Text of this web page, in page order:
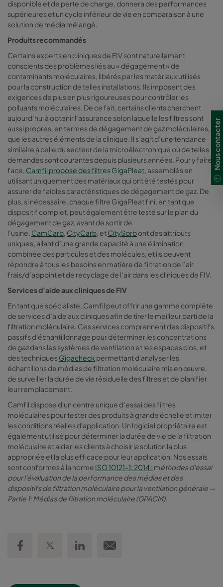
disponible et de perte de charge, donnera des performances
supérieures et un cycle inférieur de vie en comparaison à une
solution de média mélangé.
Produits recommandés
Certains experts en cliniques de FIV sont naturellement
conscients des problèmes liés au « dégagement » de
contaminants moléculaires, libérés par les matériaux utilisés
pour la construction de telles installations. Ils imposent des
exigences de plus en plus rigoureuses pour contrôler les
polluants moléculaires. De ce fait, certains clients cherchent
aujourd’hui à obtenir l’assurance selon laquelle les filtres sont
aussi propres, en termes de dégagement de gaz moléculaires,
que les autres éléments de la clinique. Il s’agit d’une tendance
similaire à celle du secteur de la microélectronique où de telles
demandes sont courantes depuis plusieurs années. Pour y faire
face, Camfil propose des filtres GigaPleat , assemblés en
utilisant uniquement des matériaux qui ont été testés pour
assurer de faibles caractéristiques de dégagement de gaz. De
plus, si nécessaire, chaque filtre GigaPleat fini, en tant que
dispositif complet, peut également être testé sur le plan du
dégagement de gaz, avant de sortir de
l’usine. CamCarb CityCarb , etCitySorbont des attributs
uniques, allant d’une grande capacité à une élimination
combinée des particules et des molécules, et ils peuvent
répondre à tous les besoins en matière de filtration de l’air
frais/d’appoint et de recyclage de l’air dans les cliniques de FIV.
Services d’aide aux cliniques de FIV
En tant que spécialiste, Camfil peut offrir une gamme complète
de services d’aide aux cliniques afin de tirer le meilleur parti de la
filtration moléculaire. Ces services comprennent des dispositifs
passifs d'échantillonnage pour déterminer les concentrations
de gaz dans les systèmes de ventilation et les espaces clos, et
des techniques Gigacheck permettant d'analyser les
échantillons de médias de filtration moléculaire mis en œuvre,
de surveiller la durée de vie résiduelle des filtres et de planifier
leur remplacement.
Camfil dispose d'un centre unique d’essai des filtres
moléculaires pour tester des produits à grande échelle et imiter
les conditions réelles d'application. Un logiciel propriétaire est
également utilisé pour déterminer la durée de vie de la filtration
moléculaire et aider les clients à choisir la solution la plus
appropriée et la plus efficace pour leur application. Nos essais
sont conformes à la norme ISO 10121-1: 2014 : méthodes d'essai
pour l'évaluation de la performance des médias et des
dispositifs de filtration moléculaire pour la ventilation générale —
Partie 1: Médias de filtration moléculaire (GPACM).
Nous contacter